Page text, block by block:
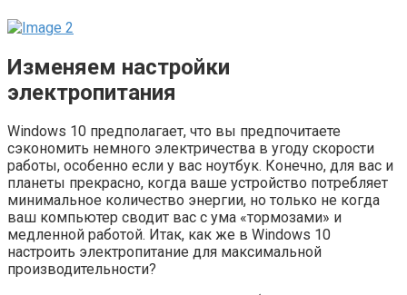
Изменяем настройки
электропитания
Windows 10 предполагает, что вы предпочитаете
сэкономить немного электричества в угоду скорости
работы, особенно если у вас ноутбук. Конечно, для вас и
планеты прекрасно, когда ваше устройство потребляет
минимальное количество энергии, но только не когда
ваш компьютер сводит вас с ума «тормозами» и
медленной работой. Итак, как же в Windows 10
настроить электропитание для максимальной
производительности?